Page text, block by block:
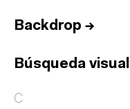
Backdrop →
Búsqueda visual
C